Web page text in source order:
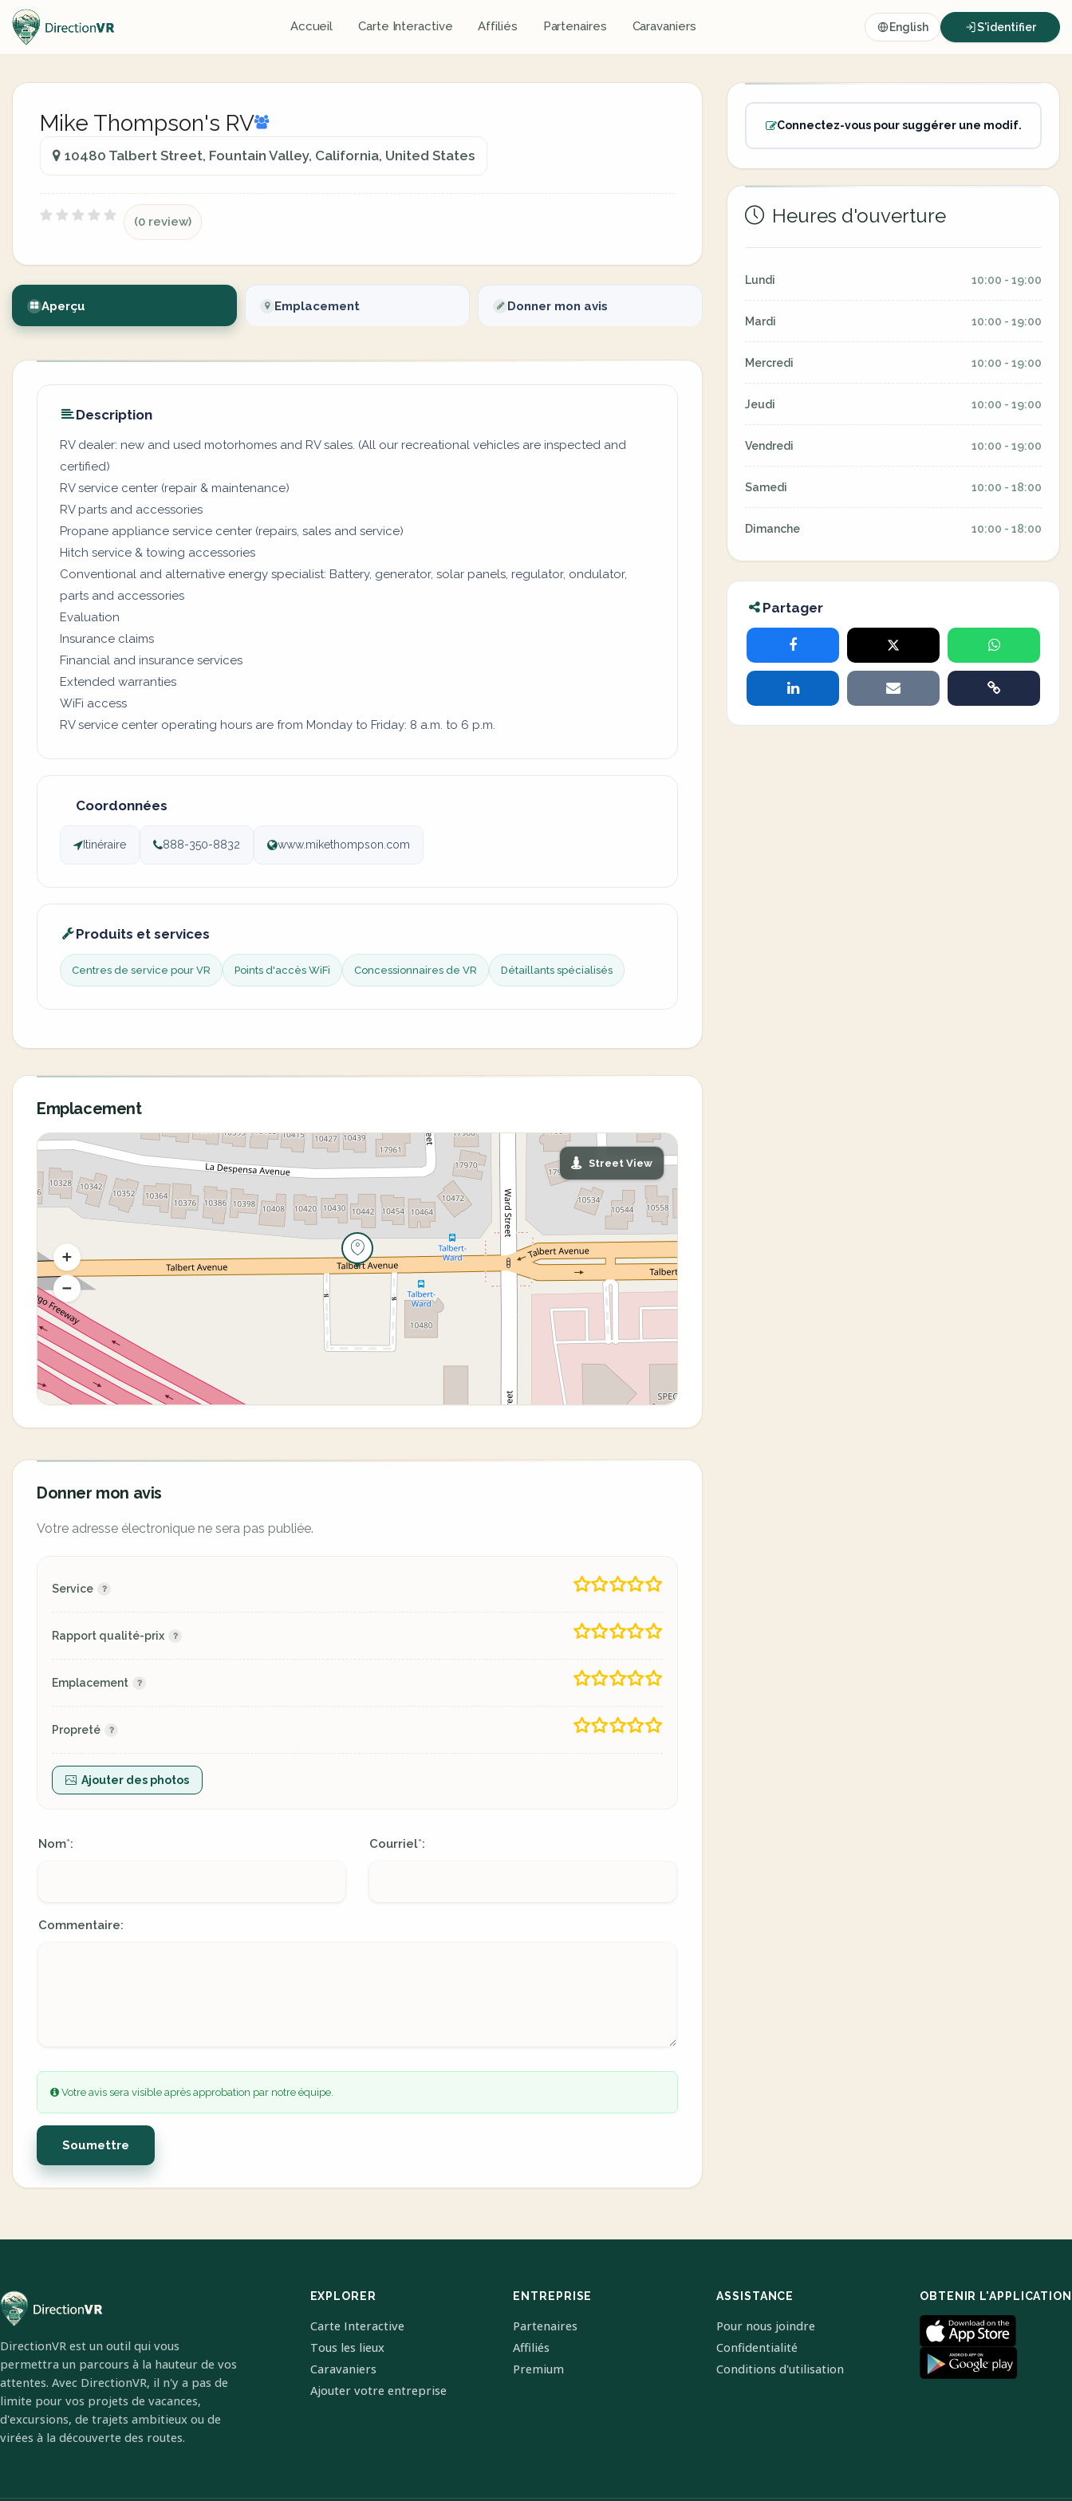
Accueil Carte Interactive Affiliés Partenaires Caravaniers English S'identifier
Mike Thompson's RV
10480 Talbert Street, Fountain Valley, California, United States
(0 review)
Aperçu Emplacement Donner mon avis
Description
RV dealer: new and used motorhomes and RV sales. (All our recreational vehicles are inspected and
certified)
RV service center (repair & maintenance)
RV parts and accessories
Propane appliance service center (repairs, sales and service)
Hitch service & towing accessories
Conventional and alternative energy specialist: Battery, generator, solar panels, regulator, ondulator,
parts and accessories
Evaluation
Insurance claims
Financial and insurance services
Extended warranties
WiFi access
RV service center operating hours are from Monday to Friday: 8 a.m. to 6 p.m.
Coordonnées
Itinéraire 888-350-8832 www.mikethompson.com
Produits et services
Centres de service pour VR Points d'accès WiFi Concessionnaires de VR Détaillants spécialisés
Emplacement
Street View
Donner mon avis
Votre adresse électronique ne sera pas publiée.
Service
Rapport qualité-prix
Emplacement
Propreté
Ajouter des photos
Nom*: Courriel*:
Commentaire:
Votre avis sera visible après approbation par notre équipe.
Soumettre
Connectez-vous pour suggérer une modif.
Heures d'ouverture
Lundi 10:00 - 19:00
Mardi 10:00 - 19:00
Mercredi 10:00 - 19:00
Jeudi 10:00 - 19:00
Vendredi 10:00 - 19:00
Samedi 10:00 - 18:00
Dimanche 10:00 - 18:00
Partager
DirectionVR est un outil qui vous
permettra un parcours à la hauteur de vos
attentes. Avec DirectionVR, il n'y a pas de
limite pour vos projets de vacances,
d'excursions, de trajets ambitieux ou de
virées à la découverte des routes.
EXPLORER
Carte Interactive
Tous les lieux
Caravaniers
Ajouter votre entreprise
ENTREPRISE
Partenaires
Affiliés
Premium
ASSISTANCE
Pour nous joindre
Confidentialité
Conditions d'utilisation
OBTENIR L'APPLICATION